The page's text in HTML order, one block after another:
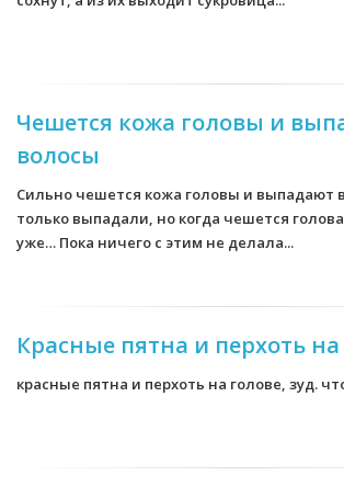
Чешется кожа головы и
волосы
Сильно чешется кожа головы и выпадают
только выпадали, но когда чешется
уже… Пока ничего с этим не делала...
Красные пятна и перхоть на
красные пятна и перхоть на голове, зуд.